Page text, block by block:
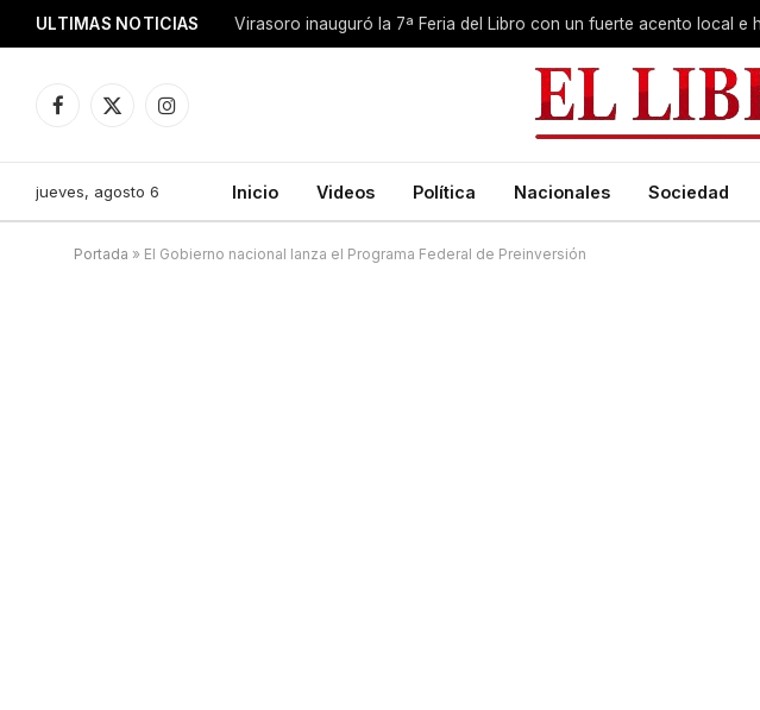
ULTIMAS NOTICIAS
Facebook
X
Instagram
jueves, agosto 6 Inicio Videos Política Nacionales Sociedad
Portada » El Gobierno nacional lanza el Programa Federal de Preinversión